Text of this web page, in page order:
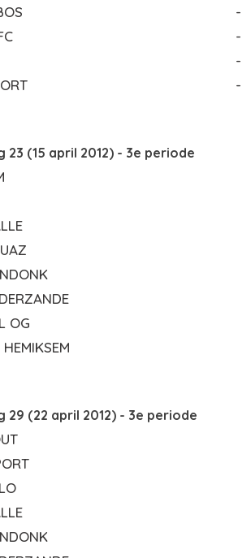
-
-
-
-
23 (15 april 2012) - 3e periode
OG
29 (22 april 2012) - 3e periode